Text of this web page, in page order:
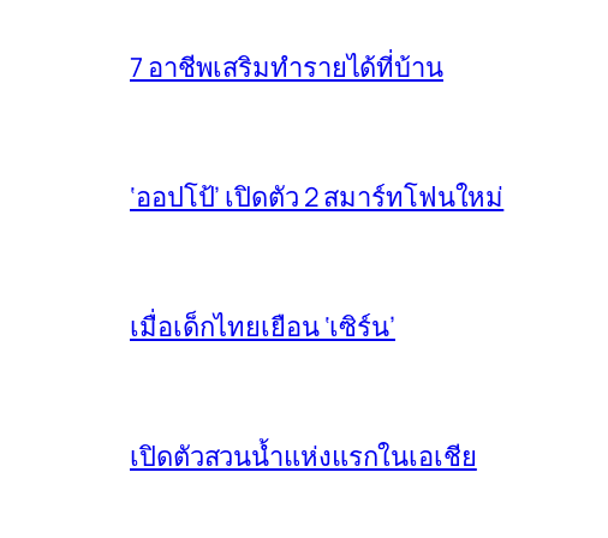
7 อาชีพเสริมทำรายได้ที่บ้าน
‘ออปโป้’ เปิดตัว 2 สมาร์ทโฟนใหม่
เมื่อเด็กไทยเยือน ‘เซิร์น’
เปิดตัวสวนน้ำแห่งแรกในเอเชีย